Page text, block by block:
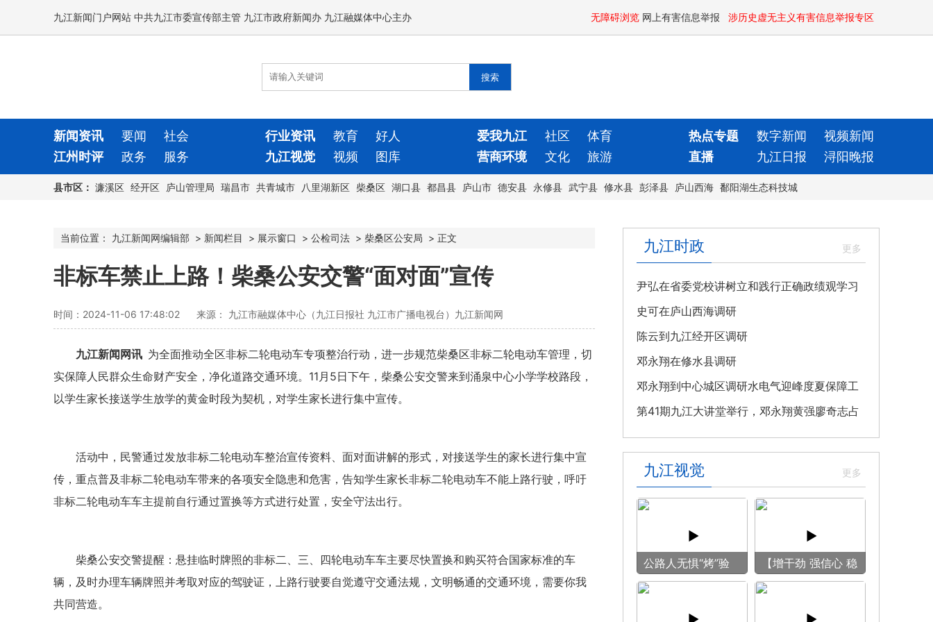
九江新闻门户网站 中共九江市委宣传部主管 九江市政府新闻办 九江融媒体中心主办 无障碍浏览 网上有害信息举报 涉历史虚无主义有害信息举报专区
新闻资讯 要闻 社会 行业资讯 教育 好人 爱我九江 社区 体育 热点专题 数字新闻
视频新闻
江州时评
政务 服务 九江视觉 视频 图库 营商环境 文化 旅游 直播 九江日报 浔阳晚报
县市区： 濂溪区 经开区 庐山管理局 瑞昌市 共青城市 八里湖新区 柴桑区 湖口县 都昌县 庐山市 德安县 永修县 武宁县 修水县 彭泽县 庐山西海 鄱阳湖生态科技城
当前位置： 九江新闻网编辑部 > 新闻栏目 > 展示窗口 > 公检司法 > 柴桑区公安局 > 正文
非标车禁止上路！柴桑公安交警“面对面”宣传
时间：2024-11-06 17:48:02 来源： 九江市融媒体中心（九江日报社 九江市广播电视台）九江新闻网
九江新闻网讯 为全面推动全区非标二轮电动车专项整治行动，进一步规范柴桑区非标二轮电动车管理，切
实保障人民群众生命财产安全，净化道路交通环境。11月5日下午，柴桑公安交警来到涌泉中心小学学校路段，
以学生家长接送学生放学的黄金时段为契机，对学生家长进行集中宣传。
活动中，民警通过发放非标二轮电动车整治宣传资料、面对面讲解的形式，对接送学生的家长进行集中宣
传，重点普及非标二轮电动车带来的各项安全隐患和危害，告知学生家长非标二轮电动车不能上路行驶，呼吁
非标二轮电动车车主提前自行通过置换等方式进行处置，安全守法出行。
柴桑公安交警提醒：悬挂临时牌照的非标二、三、四轮电动车车主要尽快置换和购买符合国家标准的车
辆，及时办理车辆牌照并考取对应的驾驶证，上路行驶要自觉遵守交通法规，文明畅通的交通环境，需要你我
共同营造。
九江时政
尹弘在省委党校讲树立和践行正确政绩观学习
教育专题党课
史可在庐山西海调研
陈云到九江经开区调研
邓永翔在修水县调研
邓永翔到中心城区调研水电气迎峰度夏保障工
作
第41期九江大讲堂举行，邓永翔黄强廖奇志占
勇出席
九江视觉
公路人无惧“烤”验
守护畅安旅途
【增干劲 强信心 稳
预期】赏古风游